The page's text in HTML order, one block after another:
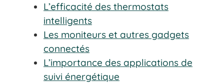
L’efficacité des thermostats
intelligents
Les moniteurs et autres gadgets
connectés
L’importance des applications de
suivi énergétique